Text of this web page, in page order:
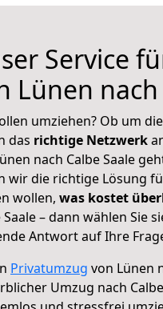
Service
Lünen nach
umziehen? Ob um
das richtige Netzwerk
nach Calbe Saale
wir die richtige Lösung
wollen, was kostet
Saale – dann wählen Sie
Antwort auf Ihre
Privatumzug von Lünen
Umzug nach